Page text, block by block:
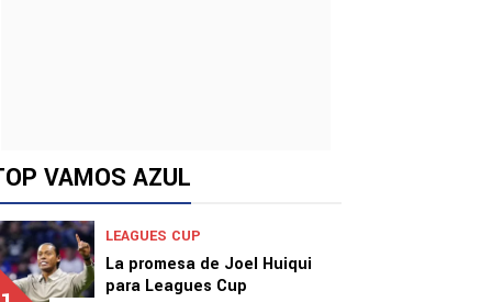
VAMOS AZUL
LEAGUES CUP
La promesa de Joel Huiqui
para Leagues Cup